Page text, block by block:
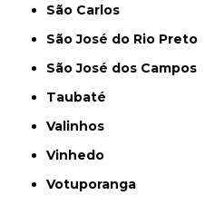
São Carlos
São José do Rio Preto
São José dos Campos
Taubaté
Valinhos
Vinhedo
Votuporanga